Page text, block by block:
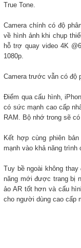
True Tone.
Camera chính có độ
về hình ảnh khi chụp
hỗ trợ quay video 4K
1080p.
Camera trước vẫn có độ
Điểm qua cấu hình,
có sức mạnh cao cấp
RAM. Bộ nhớ trong sẽ
Kết hợp cùng phiên
mạnh vào khả năng trình
Tuy bề ngoài không
năng mới được trang bị
ảo AR tốt hơn và cấu
cho người dùng cao cấp